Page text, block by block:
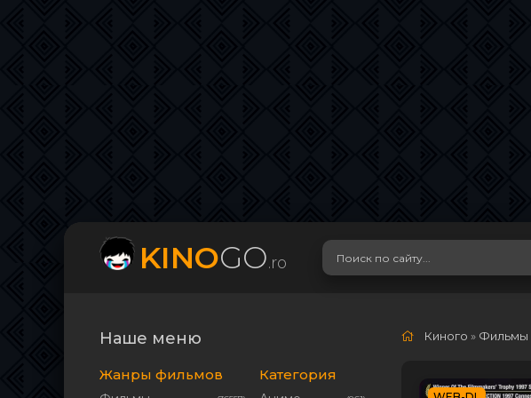
KINOGO.ro
Наше меню
Жанры фильмов Категория
Киного » Фильмы